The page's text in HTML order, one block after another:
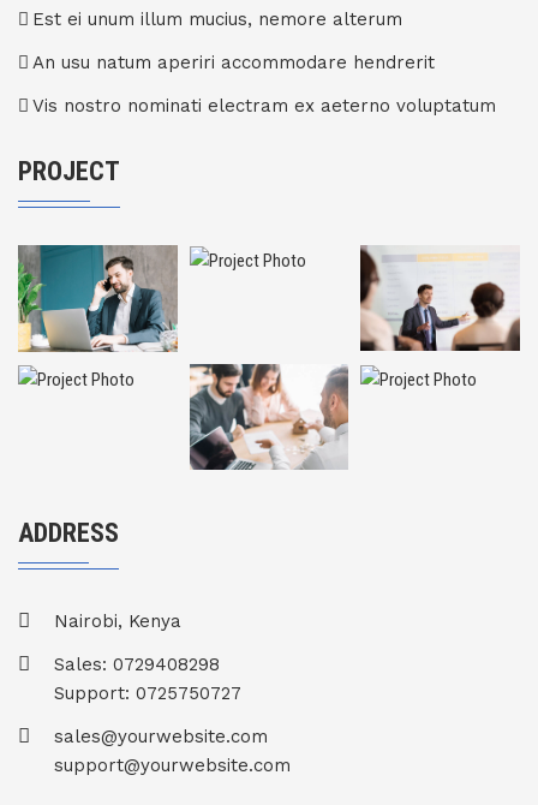
Est ei unum illum mucius, nemore alterum
An usu natum aperiri accommodare hendrerit
Vis nostro nominati electram ex aeterno voluptatum
PROJECT
ADDRESS
Nairobi, Kenya
Sales: 0729408298
Support: 0725750727
sales@yourwebsite.com
support@yourwebsite.com